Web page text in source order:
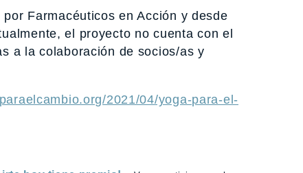
Farmacéuticos en Acción y desde
el proyecto no cuenta con el
a la colaboración de socios/as y
2021/04/yoga-para-el-